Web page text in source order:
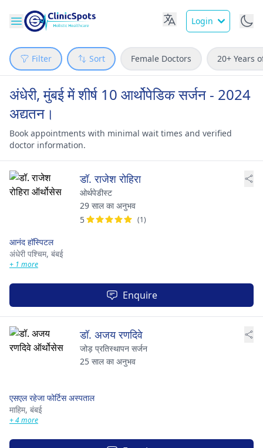
Login
Filter Sort Female Doctors 20+ Years
अंधेरी, मुंबई में शीर्ष 10 आर्थोपेडिक सर्जन - 2024
अद्यतन।
Book appointments with minimal wait times and verified
doctor information.
डॉ. राजेश रोहिरा
ओर्थपेडीस्ट
29 साल का अनुभव
5
(1)
आनंद हॉस्पिटल
अंधेरी पश्चिम, बंबई
+ 1 more
Enquire
डॉ. अजय रणदिवे
जोड़ प्रतिस्थापन सर्जन
25 साल का अनुभव
एसएल रहेजा फोर्टिस अस्पताल
माहिम, बंबई
+ 4 more